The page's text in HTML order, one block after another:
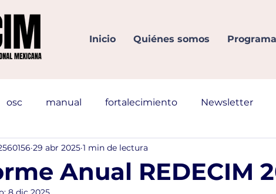
Inicio Quiénes somos
osc manual fortalecimiento Newsletter
Anual REDECIM
29 abr 2025 1 min de lectura